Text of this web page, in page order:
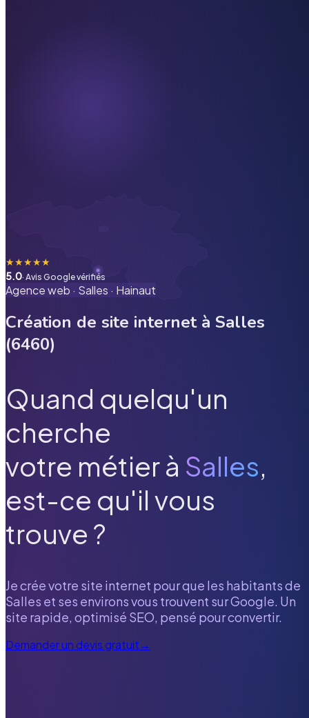
★★★★★
5.0· Avis Google vérifiés
Agence web · Salles · Hainaut
Création de site internet à Salles
(6460)
Quand quelqu'un
cherche
votre métier à Salles,
est-ce qu'il vous
trouve ?
Je crée votre site internet pour que les habitants de
Salles et ses environs vous trouvent sur Google. Un
site rapide, optimisé SEO, pensé pour convertir.
Demander un devis gratuit→